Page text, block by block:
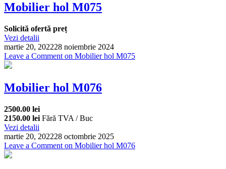
Mobilier hol M075
Solicită ofertă preț
Vezi detalii
martie 20, 202228 noiembrie 2024
Leave a Comment on Mobilier hol M075
Mobilier hol M076
2500.00 lei
2150.00 lei Fără TVA / Buc
Vezi detalii
martie 20, 202228 octombrie 2025
Leave a Comment on Mobilier hol M076